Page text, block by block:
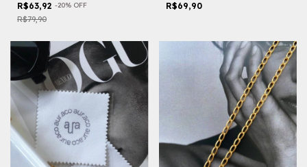
R$63,92 -20% OFF
R$79,90
R$69,90